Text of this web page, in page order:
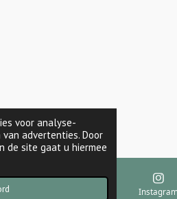
voor analyse-
advertenties. Door
de site gaat u hiermee